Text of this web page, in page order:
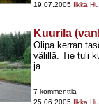
19.07.2005 Ilkka
Kuurila
Olipa kerran
välillä. Tie tuli
ja...
7 kommenttia
25.06.2005 Ilkka